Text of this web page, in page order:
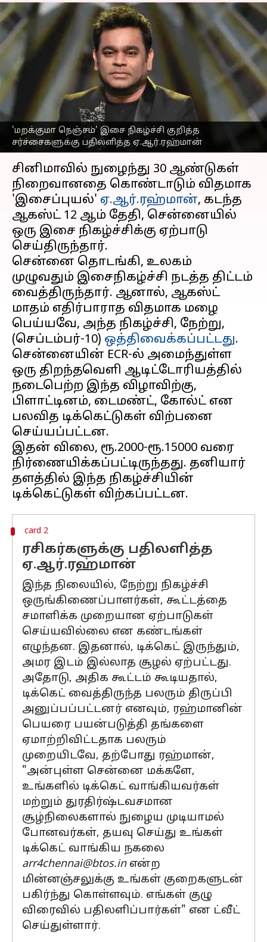
'மறக்குமா நெஞ்சம்' இசை நிகழ்ச்சி குறித்த
சர்ச்சைகளுக்கு பதிலளித்த ஏ.ஆர்.ரஹ்மான்
'மறக்குமா நெஞ்சம்' இசை
நிகழ்ச்சி குறித்த
சர்ச்சைகளுக்கு
பதிலளித்த
ஏ.ஆர்.ரஹ்மான்
எழுதியவர் Venkatalakshmi V Sep 11, 2023 12:55 pm
செய்தி முன்னோட்டம்
சினிமாவில் நுழைந்து 30 ஆண்டுகள்
நிறைவானதை கொண்டாடும் விதமாக
'இசைப்புயல்' ஏ.ஆர்.ரஹ்மான், கடந்த
ஆகஸ்ட் 12 ஆம் தேதி, சென்னையில்
ஒரு இசை நிகழ்ச்சிக்கு ஏற்பாடு
செய்திருந்தார்.
சென்னை தொடங்கி, உலகம்
முழுவதும் இசைநிகழ்ச்சி நடத்த திட்டம்
வைத்திருந்தார். ஆனால், ஆகஸ்ட்
மாதம் எதிர்பாராத விதமாக மழை
பெய்யவே, அந்த நிகழ்ச்சி, நேற்று,
(செப்டம்பர்-10) ஒத்திவைக்கப்பட்டது.
சென்னையின் ECR-ல் அமைந்துள்ள
ஒரு திறந்தவெளி ஆடிட்டோரியத்தில்
நடைபெற்ற இந்த விழாவிற்கு,
பிளாட்டினம், டைமண்ட், கோல்ட் என
பலவித டிக்கெட்டுகள் விற்பனை
செய்யப்பட்டன.
இதன் விலை, ரூ.2000-ரூ.15000 வரை
நிர்ணையிக்கப்பட்டிருந்தது. தனியார்
தளத்தில் இந்த நிகழ்ச்சியின்
card 2
ரசிகர்களுக்கு பதிலளித்த
ஏ.ஆர்.ரஹ்மான்
இந்த நிலையில், நேற்று நிகழ்ச்சி
ஒருங்கிணைப்பாளர்கள், கூட்டத்தை
சமாளிக்க முறையான ஏற்பாடுகள்
செய்யவில்லை என கண்டங்கள்
எழுந்தன. இதனால், டிக்கெட் இருந்தும்,
அமர இடம் இல்லாத சூழல் ஏற்பட்டது.
அதோடு, அதிக கூட்டம் கூடியதால்,
டிக்கெட் வைத்திருந்த பலரும் திருப்பி
அனுப்பப்பட்டனர் எனவும், ரஹ்மானின்
பெயரை பயன்படுத்தி தங்களை
ஏமாற்றிவிட்டதாக பலரும்
முறையிடவே, தற்போது ரஹ்மான்,
"அன்புள்ள சென்னை மக்களே,
உங்களில் டிக்கெட் வாங்கியவர்கள்
மற்றும் துரதிர்ஷ்டவசமான
சூழ்நிலைகளால் நுழைய முடியாமல்
போனவர்கள், தயவு செய்து உங்கள்
டிக்கெட் வாங்கிய நகலை
arr4chennai@btos.inஎன்ற
மின்னஞ்சலுக்கு உங்கள் குறைகளுடன்
பகிர்ந்து கொள்ளவும். எங்கள் குழு
விரைவில் பதிலளிப்பார்கள்" என ட்வீட்
செய்துள்ளார்.